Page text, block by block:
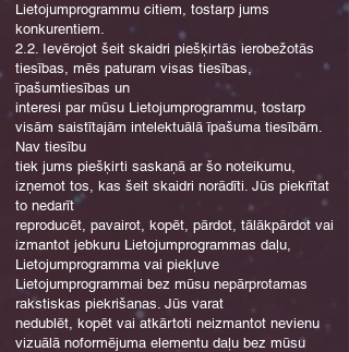
Lietojumprogrammu citiem, tostarp jums
konkurentiem.
2.2. Ievērojot šeit skaidri piešķirtās ierobežotās
tiesības, mēs paturam visas tiesības,
īpašumtiesības un
interesi par mūsu Lietojumprogrammu, tostarp
visām saistītajām intelektuālā īpašuma tiesībām.
Nav tiesību
tiek jums piešķirti saskaņā ar šo noteikumu,
izņemot tos, kas šeit skaidri norādīti. Jūs piekrītat
to nedarīt
reproducēt, pavairot, kopēt, pārdot, tālākpārdot vai
izmantot jebkuru Lietojumprogrammas daļu,
Lietojumprogramma vai piekļuve
Lietojumprogrammai bez mūsu nepārprotamas
rakstiskas piekrišanas. Jūs varat
nedublēt, kopēt vai atkārtoti neizmantot nevienu
vizuālā noformējuma elementu daļu bez mūsu